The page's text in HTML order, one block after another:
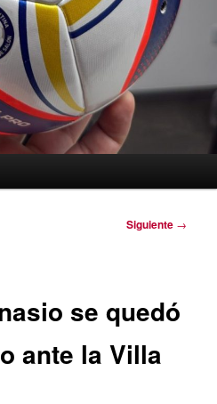
Siguiente →
se quedó
ante la Villa